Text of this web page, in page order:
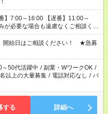
】7:00～16:00 【遅番】11:00～
必要な場合も遠慮なくご相談くだ
開始日はご相談ください！ ★急募
～50代活躍中 / 副業・WワークOK /
以上の大量募集 / 電話対応なし / パ
する 詳細へ